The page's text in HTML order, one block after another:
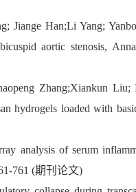
Jiange Han;Li Yang;
aortic stenosis,
Zhang;Xiankun
hydrogels loaded with
analysis of serum
761 (期刊论文)